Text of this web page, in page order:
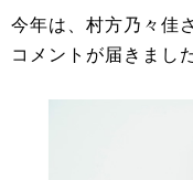
今年は、村方乃々佳
コメントが届きまし